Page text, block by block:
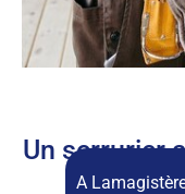
Un serrurier
A